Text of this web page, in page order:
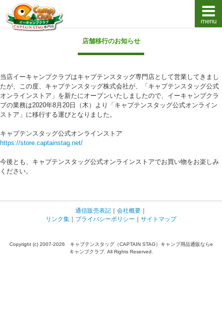
キャプテンスタッグキャンプ用品通販店【eキャンプ
menu
店舗移行のお知らせ
当店イーキャンプクラブはキャプテンスタッグ専門店として営業してきまし
たが、この度、キャプテンスタッグ株式会社が、「キャプテンスタッグ公式
オンラインストア」を新たにオープンいたしましたので、イーキャンプクラ
ブの業務は2020年8月20日（木）より「キャプテンスタッグ公式オンライン
ストア」に移行する運びとなりました。
キャプテンスタッグ公式オンラインストア
https://store.captainstag.net/
今後とも、キャプテンスタッグ公式オンラインストアでお買い物をお楽しみ
ください。
通信販売表記 ｜ 会社概要 ｜
リンク集 ｜ プライバシーポリシー ｜ サイトマップ
Copyright (c) 2007-2026 キャプテンスタッグ（CAPTAIN STAG）キャンプ用品通販ならe
キャンプクラブ. All Rights Reserved.